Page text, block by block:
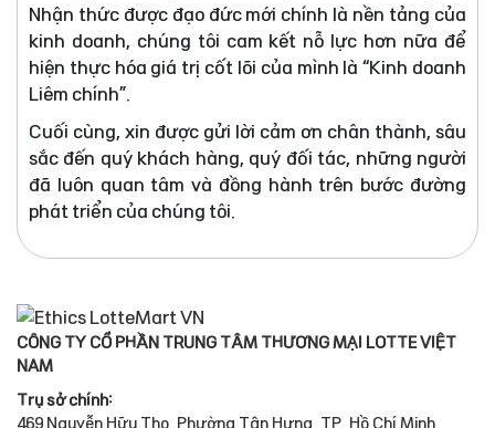
Nhận thức được đạo đức mới chính là nền tảng của
kinh doanh, chúng tôi cam kết nỗ lực hơn nữa để
hiện thực hóa giá trị cốt lõi của mình là “Kinh doanh
Liêm chính”.
Cuối cùng, xin được gửi lời cảm ơn chân thành, sâu
sắc đến quý khách hàng, quý đối tác, những người
đã luôn quan tâm và đồng hành trên bước đường
phát triển của chúng tôi.
CÔNG TY CỔ PHẦN TRUNG TÂM THƯƠNG MẠI LOTTE VIỆT
NAM
Trụ sở chính:
469 Nguyễn Hữu Thọ, Phường Tân Hưng, TP. Hồ Chí Minh